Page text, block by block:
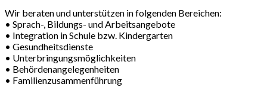
Wir beraten und unterstützen in folgenden Bereichen:
• Sprach-, Bildungs- und Arbeitsangebote
• Integration in Schule bzw. Kindergarten
• Gesundheitsdienste
• Unterbringungsmöglichkeiten
• Behördenangelegenheiten
• Familienzusammenführung